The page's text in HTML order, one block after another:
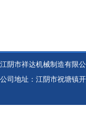
江阴市祥达机械制造有限
公司地址：江阴市祝塘镇